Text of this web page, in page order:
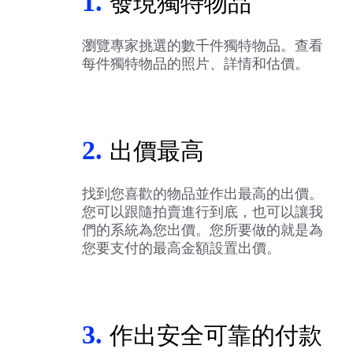
瀏覽專家挑選的數千件獨特物品。查看
每件獨特物品的照片、詳情和估價。
2. 出價最高
找到您喜歡的物品並作出最高的出價。
您可以跟隨拍賣進行到底，也可以讓我
們的系統為您出價。您所要做的就是為
您要支付的最高金額設置出價。
3. 作出安全可靠的付款